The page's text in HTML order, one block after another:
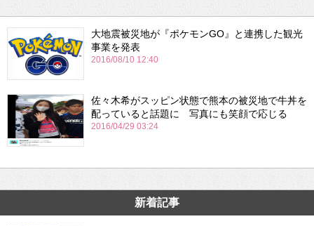
大地震被災地が『ポケモンGO』と連携した観光
事業を発表
2016/08/10 12:40
佐々木希がスッピン状態で熊本の被災地で牛丼を
配っていると話題に 写真にも笑顔で応じる
2016/04/29 03:24
新着記事